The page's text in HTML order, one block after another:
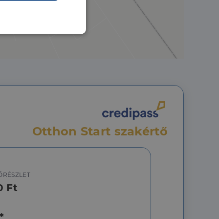
Otthon Start szakértő
Ft
és a
való
látogatói cookie-